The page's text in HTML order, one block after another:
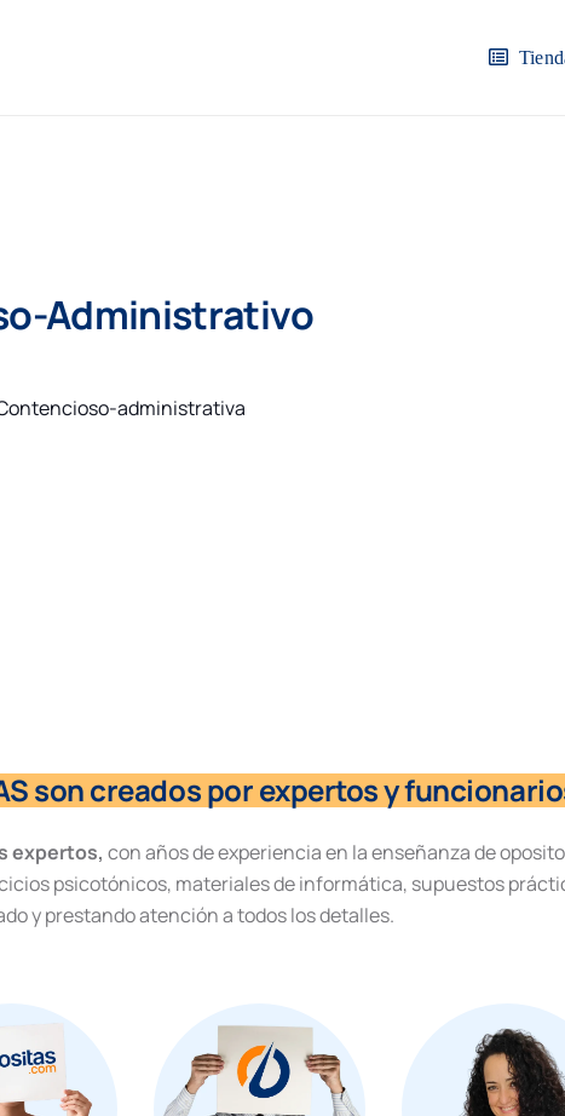
Administrativo
administrativa
son creados por expertos y
expertos, con años de experiencia en la enseñanza de
psicotónicos, materiales de informática, supuestos
y prestando atención a todos los detalles.